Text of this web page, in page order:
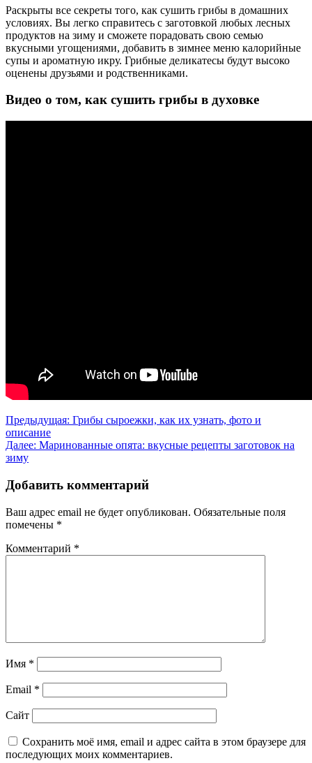
Раскрыты все секреты того, как сушить грибы в домашних
условиях. Вы легко справитесь с заготовкой любых лесных
продуктов на зиму и сможете порадовать свою семью
вкусными угощениями, добавить в зимнее меню калорийные
супы и ароматную икру. Грибные деликатесы будут высоко
оценены друзьями и родственниками.
Видео о том, как сушить грибы в духовке
Навигация
по
записям
Предыдущая: Грибы сыроежки, как их узнать, фото и
описание
Далее: Маринованные опята: вкусные рецепты заготовок на
зиму
Добавить комментарий
Ваш адрес email не будет опубликован. Обязательные поля
помечены *
Комментарий *
Имя *
Email *
Сайт
Сохранить моё имя, email и адрес сайта в этом браузере для
последующих моих комментариев.